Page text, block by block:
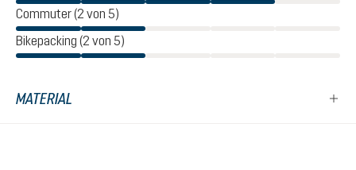
Commuter (2 von 5)
Bikepacking (2 von 5)
MATERIAL